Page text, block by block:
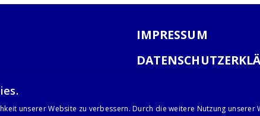
IMPRESSUM
unserer Website zu verbessern. Durch die weitere Nutzung unserer